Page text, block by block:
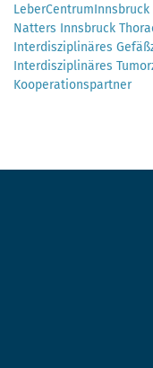
LeberCentrumInnsbruck
Natters Innsbruck
Interdisziplinäres
Interdisziplinäres
Kooperationspartner